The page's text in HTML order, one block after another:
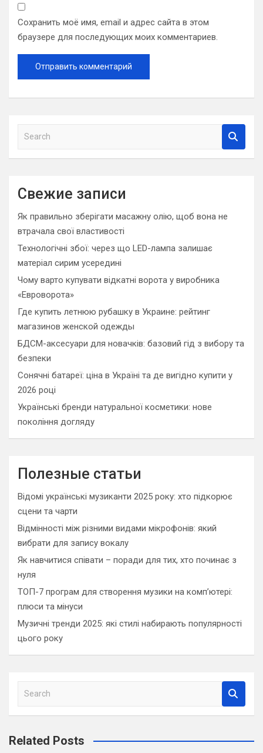
Сохранить моё имя, email и адрес сайта в этом
браузере для последующих моих комментариев.
a
c
Свежие записи
Як правильно зберігати масажну олію, щоб вона не
втрачала свої властивості
Технологічні збої: через що LED-лампа залишає
матеріал сирим усередині
Чому варто купувати відкатні ворота у виробника
«Евроворота»
Где купить летнюю рубашку в Украине: рейтинг
магазинов женской одежды
БДСМ-аксесуари для новачків: базовий гід з вибору та
безпеки
Сонячні батареї: ціна в Україні та де вигідно купити у
2026 році
Українські бренди натуральної косметики: нове
покоління догляду
Полезные статьи
Відомі українські музиканти 2025 року: хто підкорює
сцени та чарти
Відмінності між різними видами мікрофонів: який
вибрати для запису вокалу
Як навчитися співати – поради для тих, хто починає з
нуля
ТОП-7 програм для створення музики на комп’ютері:
плюси та мінуси
Музичні тренди 2025: які стилі набирають популярності
цього року
a
c
Related Posts